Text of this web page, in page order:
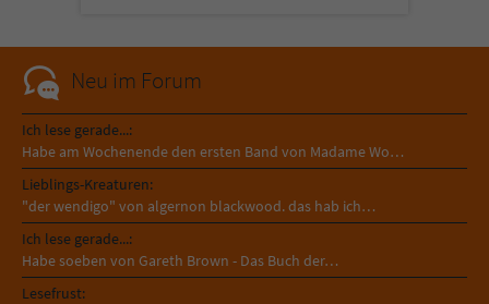
Neu im Forum
Ich lese gerade...:
Habe am Wochenende den ersten Band von Madame Wo…
Lieblings-Kreaturen:
"der wendigo" von algernon blackwood. das hab ich…
Ich lese gerade...:
Habe soeben von Gareth Brown - Das Buch der…
Lesefrust: